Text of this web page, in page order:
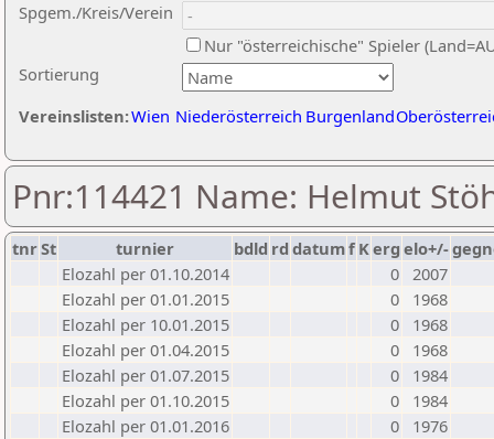
Sortierung
Spgem./Kreis/Verein
Nur "österreichische" Spieler
Vereinslisten:Wien Niederösterreich Burgenland
Pnr:114421 Name: Helmut
tnrSt turnier bdld rd datumf Kerg elo+/-
Elozahl per 01.10.2014
0 2007
Elozahl per 01.01.2015
0
1968
Elozahl per 10.01.2015
0
1968
Elozahl per 01.04.2015
0
1968
Elozahl per 01.07.2015
0
1984
Elozahl per 01.10.2015
0
1984
Elozahl per 01.01.2016
0
1976